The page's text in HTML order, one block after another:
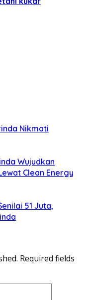
Nikmati
Wujudkan
Clean Energy
51 Juta,
Required fields